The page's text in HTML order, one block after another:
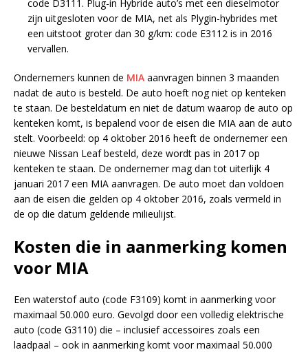
code D3111. Plug-in Hybride auto’s met een dieselmotor
zijn uitgesloten voor de MIA, net als Plygin-hybrides met
een uitstoot groter dan 30 g/km: code E3112 is in 2016
vervallen.
Ondernemers kunnen de MIA aanvragen binnen 3 maanden
nadat de auto is besteld. De auto hoeft nog niet op kenteken
te staan. De besteldatum en niet de datum waarop de auto op
kenteken komt, is bepalend voor de eisen die MIA aan de auto
stelt. Voorbeeld: op 4 oktober 2016 heeft de ondernemer een
nieuwe Nissan Leaf besteld, deze wordt pas in 2017 op
kenteken te staan. De ondernemer mag dan tot uiterlijk 4
januari 2017 een MIA aanvragen. De auto moet dan voldoen
aan de eisen die gelden op 4 oktober 2016, zoals vermeld in
de op die datum geldende milieulijst.
Kosten die in aanmerking komen
voor MIA
Een waterstof auto (code F3109) komt in aanmerking voor
maximaal 50.000 euro. Gevolgd door een volledig elektrische
auto (code G3110) die – inclusief accessoires zoals een
laadpaal – ook in aanmerking komt voor maximaal 50.000